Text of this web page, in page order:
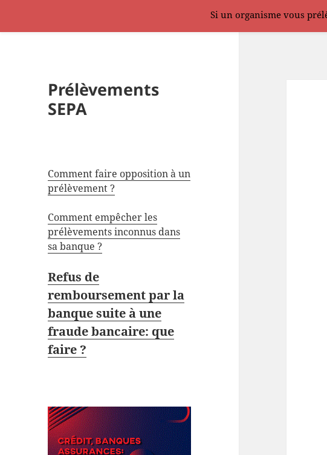
Prélèvements
SEPA
Comment faire opposition à un
prélèvement ?
Comment empêcher les
prélèvements inconnus dans
sa banque ?
Refus de
remboursement par la
banque suite à une
fraude bancaire: que
faire ?
Si un organisme vous